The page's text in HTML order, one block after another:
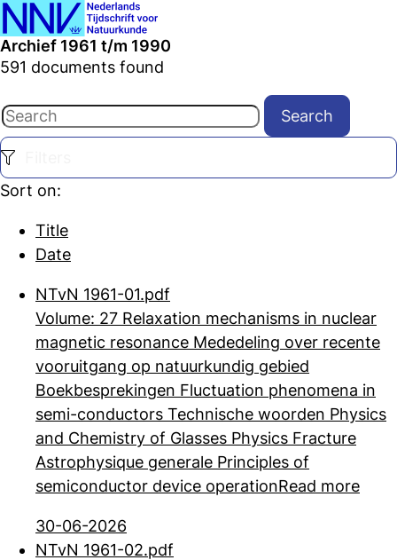
Archief 1961 t/m 1990
591 documents found
Search
Sort on:
Title
Date
NTvN 1961-01.pdf
Volume: 27 Relaxation mechanisms in nuclear
magnetic resonance Mededeling over recente
vooruitgang op natuurkundig gebied
Boekbesprekingen Fluctuation phenomena in
semi-conductors Technische woorden Physics
and Chemistry of Glasses Physics Fracture
Astrophysique generale Principles of
semiconductor device operationRead more
30-06-2026
NTvN 1961-02.pdf